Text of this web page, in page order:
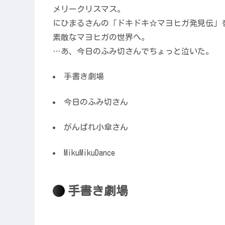
メリークリスマス。
にひまるさんの「ドキドキ☆マヨヒガ発見伝」
素敵なマヨヒガの世界へ。
…あ、今日のふみ切さんでちょっと泣いた。
手書き劇場
今日のふみ切さん
がんばれ小傘さん
MikuMikuDance
手書き劇場